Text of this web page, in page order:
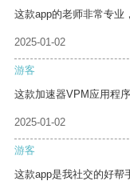
这款app的老师非常专业
2025-01-02
游客
这款加速器VPM应用程
2025-01-02
游客
这款app是我社交的好帮